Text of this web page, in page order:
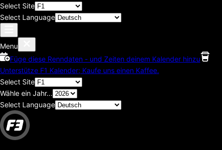
Select Site
Select Language
Menu
Füge diese Renndaten - und Zeiten deinem Kalender hinzu
Unterstütze F1 Kalender; Kaufe uns einen Kaffee.
Select Site
Wähle ein Jahr...
Select Language